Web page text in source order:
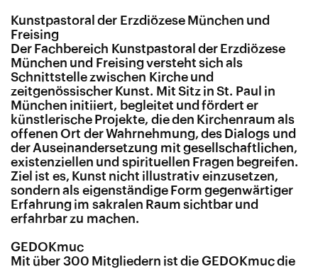
Kunstpastoral der Erzdiözese München und
Freising
Der Fachbereich Kunstpastoral der Erzdiözese
München und Freising versteht sich als
Schnittstelle zwischen Kirche und
zeitgenössischer Kunst. Mit Sitz in St. Paul in
München initiiert, begleitet und fördert er
künstlerische Projekte, die den Kirchenraum als
offenen Ort der Wahrnehmung, des Dialogs und
der Auseinandersetzung mit gesellschaftlichen,
existenziellen und spirituellen Fragen begreifen.
Ziel ist es, Kunst nicht illustrativ einzusetzen,
sondern als eigenständige Form gegenwärtiger
Erfahrung im sakralen Raum sichtbar und
erfahrbar zu machen.
GEDOKmuc
Mit über 300 Mitgliedern ist die GEDOKmuc die